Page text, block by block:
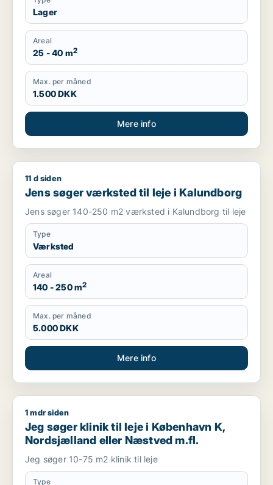
Lager
Areal
25 - 40 m2
Max. per måned
1.500 DKK
Mere info
Jens søger værksted til leje i Kalundborg
11 d siden
Jens søger værksted til leje i Kalundborg
Jens søger 140-250 m2 værksted i Kalundborg til leje
Type
Værksted
Areal
140 - 250 m2
Max. per måned
5.000 DKK
Mere info
Jeg søger klinik til leje i København K, Nordsjælland eller
1 mdr siden
Jeg søger klinik til leje i København K,
Nordsjælland eller Næstved m.fl.
Jeg søger 10-75 m2 klinik til leje
Type